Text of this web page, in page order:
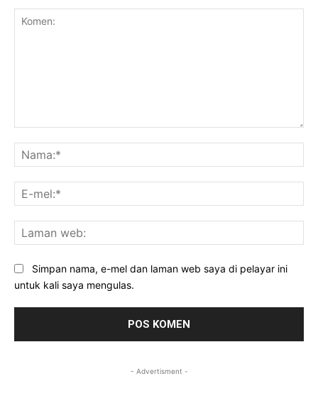
Simpan nama, e-mel dan laman web saya di pelayar ini
untuk kali saya mengulas.
- Advertisment -